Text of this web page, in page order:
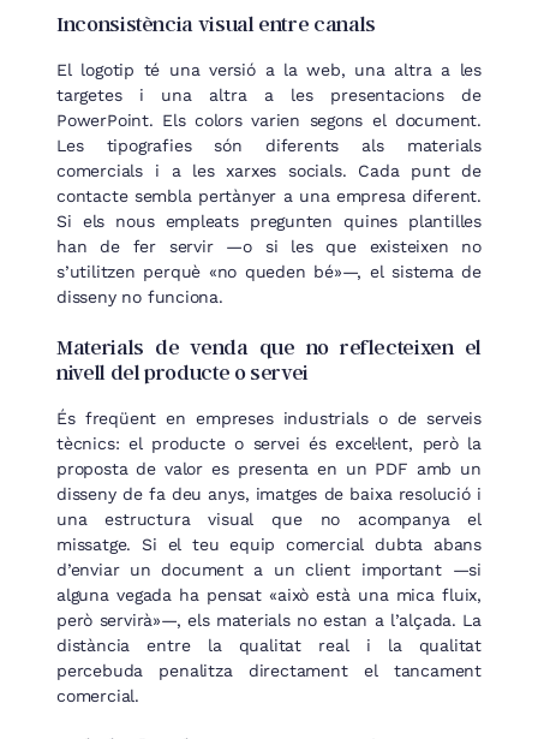
Inconsistència visual entre canals
El logotip té una versió a la web, una altra a les
targetes i una altra a les presentacions de
PowerPoint. Els colors varien segons el document.
Les tipografies són diferents als materials
comercials i a les xarxes socials. Cada punt de
contacte sembla pertànyer a una empresa diferent.
Si els nous empleats pregunten quines plantilles
han de fer servir —o si les que existeixen no
s’utilitzen perquè «no queden bé»—, el sistema de
disseny no funciona.
Materials de venda que no reflecteixen el
nivell del producte o servei
És freqüent en empreses industrials o de serveis
tècnics: el producte o servei és excel·lent, però la
proposta de valor es presenta en un PDF amb un
disseny de fa deu anys, imatges de baixa resolució i
una estructura visual que no acompanya el
missatge. Si el teu equip comercial dubta abans
d’enviar un document a un client important —si
alguna vegada ha pensat «això està una mica fluix,
però servirà»—, els materials no estan a l’alçada. La
distància entre la qualitat real i la qualitat
percebuda penalitza directament el tancament
comercial.